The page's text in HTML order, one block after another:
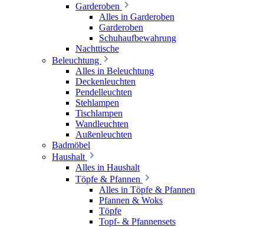
Garderoben
Alles in Garderoben
Garderoben
Schuhaufbewahrung
Nachttische
Beleuchtung
Alles in Beleuchtung
Deckenleuchten
Pendelleuchten
Stehlampen
Tischlampen
Wandleuchten
Außenleuchten
Badmöbel
Haushalt
Alles in Haushalt
Töpfe & Pfannen
Alles in Töpfe & Pfannen
Pfannen & Woks
Töpfe
Topf- & Pfannensets